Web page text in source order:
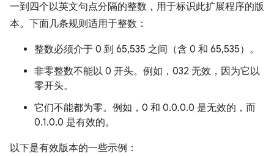
一到四个以英文句点分隔的整数，用于标识此扩展程序的版
本。下面几条规则适用于整数：
整数必须介于 0 到 65,535 之间（含 0 和 65,535）。
非零整数不能以 0 开头。例如，032 无效，因为它以
零开头。
它们不能都为零。例如，0 和 0.0.0.0 是无效的，而
0.1.0.0 是有效的。
以下是有效版本的一些示例：